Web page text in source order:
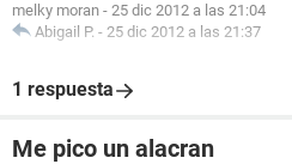
melky moran - 25 dic 2012 a las 21:04
Abigail P. - 25 dic 2012 a las 21:37
1 respuesta
Me pico un alacran